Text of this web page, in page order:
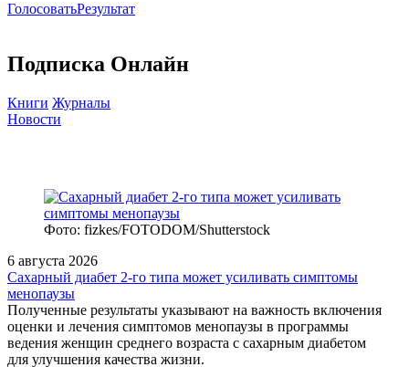
ГолосоватьРезультат
Подписка Онлайн
Книги Журналы
Новости
Фото: fizkes/FOTODOM/Shutterstock
6 августа 2026
Сахарный диабет 2‑го типа может усиливать симптомы
менопаузы
Полученные результаты указывают на важность включения
оценки и лечения симптомов менопаузы в программы
ведения женщин среднего возраста с сахарным диабетом
для улучшения качества жизни.